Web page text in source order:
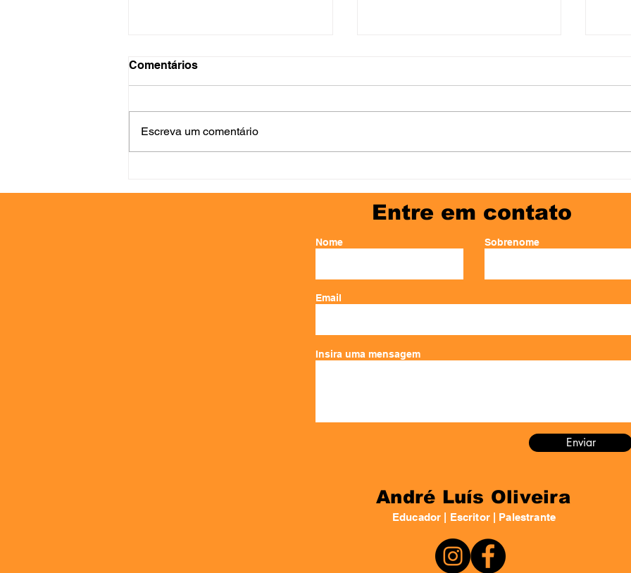
Nhac Croc
Comentários
Escreva um comentário
Entre em contato
Nome Sobrenome
Email
Insira uma mensagem
Enviar
André Luís Oliveira
Educador | Escritor | Palestrante